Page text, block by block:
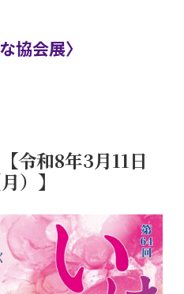
協会展〉
令和8年3月11日
）】